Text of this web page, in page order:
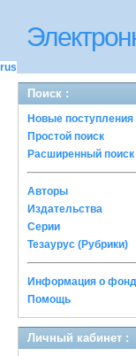
rus
Поиск :
Новые поступления
Простой поиск
Расширенный поиск
Авторы
Издательства
Серии
Тезаурус (Рубрики)
Информация о
Помощь
Личный кабинет :